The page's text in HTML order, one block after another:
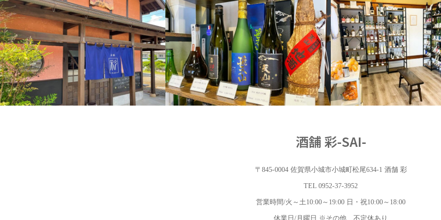
外観 アイテム 店内
酒舗 彩-SAI-
〒845-0004 佐賀県小城市小城町松尾634-1 酒舗 彩
TEL 0952-37-3952
営業時間/火～土10:00～19:00 日・祝10:00～18:00
休業日/月曜日 ※その他、不定休あり